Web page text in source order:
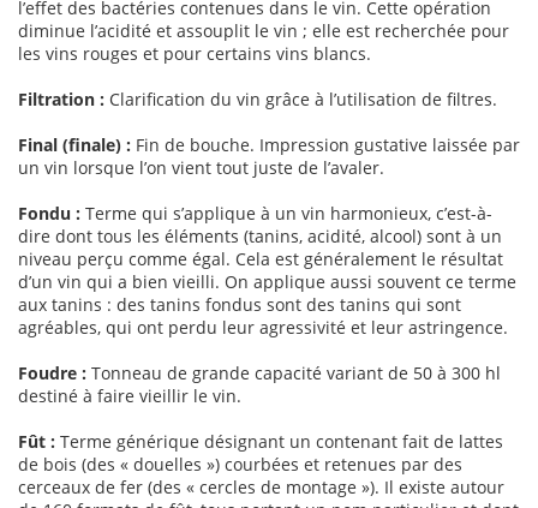
l’effet des bactéries contenues dans le vin. Cette opération
diminue l’acidité et assouplit le vin ; elle est recherchée pour
les vins rouges et pour certains vins blancs.
Filtration : Clarification du vin grâce à l’utilisation de filtres.
Final (finale) : Fin de bouche. Impression gustative laissée par
un vin lorsque l’on vient tout juste de l’avaler.
Fondu : Terme qui s’applique à un vin harmonieux, c’est-à-
dire dont tous les éléments (tanins, acidité, alcool) sont à un
niveau perçu comme égal. Cela est généralement le résultat
d’un vin qui a bien vieilli. On applique aussi souvent ce terme
aux tanins : des tanins fondus sont des tanins qui sont
agréables, qui ont perdu leur agressivité et leur astringence.
Foudre : Tonneau de grande capacité variant de 50 à 300 hl
destiné à faire vieillir le vin.
Fût : Terme générique désignant un contenant fait de lattes
de bois (des « douelles ») courbées et retenues par des
cerceaux de fer (des « cercles de montage »). Il existe autour